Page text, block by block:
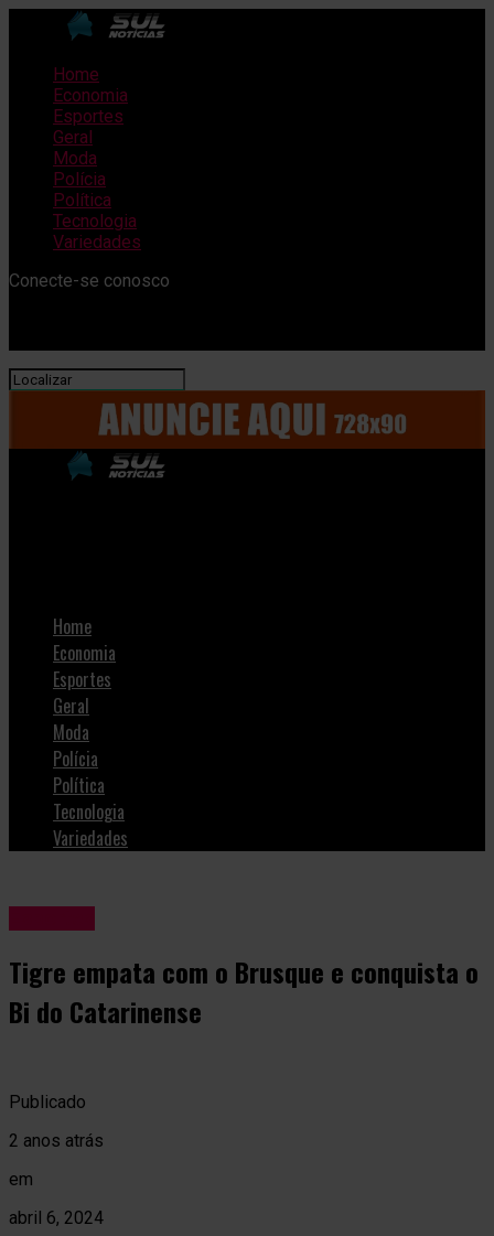
Home
Economia
Esportes
Geral
Moda
Polícia
Política
Tecnologia
Variedades
Conecte-se conosco
Home
Economia
Esportes
Geral
Moda
Polícia
Política
Tecnologia
Variedades
Tigre empata com o Brusque e conquista o
Bi do Catarinense
Publicado
2 anos atrás
em
abril 6, 2024